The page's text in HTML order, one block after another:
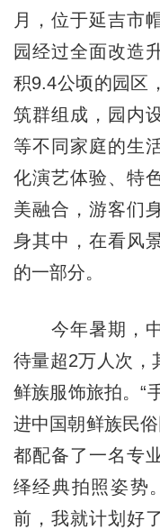
月，位于延吉市
园经过全面改造
积9.4公顷的园区
筑群组成，园内
等不同家庭的生
化演艺体验、特
美融合，游客们
身其中，在看风
的一部分。
今年暑期，中
待量超2万人次，
鲜族服饰旅拍。“
进中国朝鲜族民
都配备了一名专
绎经典拍照姿势
前，我就计划好